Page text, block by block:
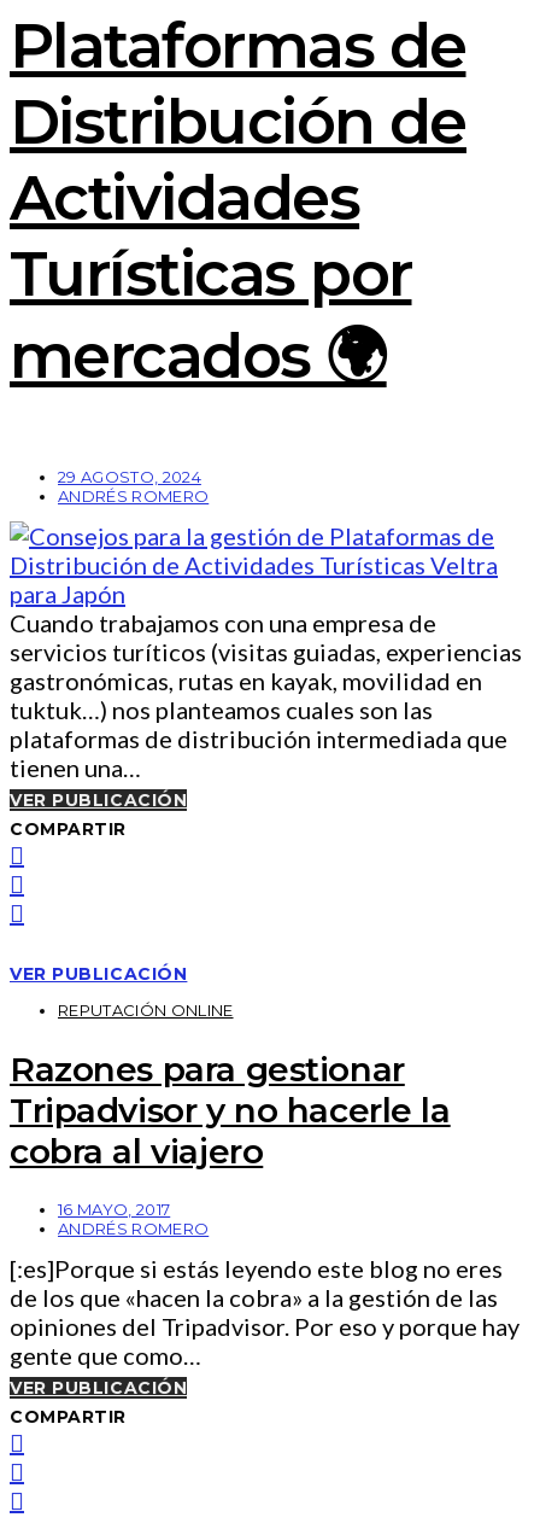
Plataformas de
Distribución de
Actividades
Turísticas por
mercados 🌍
29 AGOSTO, 2024
ANDRÉS ROMERO
Cuando trabajamos con una empresa de
servicios turíticos (visitas guiadas, experiencias
gastronómicas, rutas en kayak, movilidad en
tuktuk…) nos planteamos cuales son las
plataformas de distribución intermediada que
tienen una…
VER PUBLICACIÓN
COMPARTIR
VER PUBLICACIÓN
REPUTACIÓN ONLINE
Razones para gestionar
Tripadvisor y no hacerle la
cobra al viajero
16 MAYO, 2017
ANDRÉS ROMERO
[:es]Porque si estás leyendo este blog no eres
de los que «hacen la cobra» a la gestión de las
opiniones del Tripadvisor. Por eso y porque hay
gente que como…
VER PUBLICACIÓN
COMPARTIR